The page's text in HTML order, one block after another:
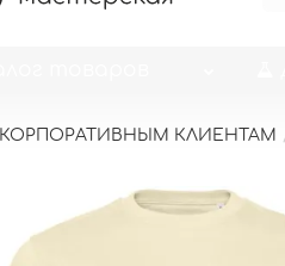
КОРПОРАТИВНЫМ КЛИЕНТАМ